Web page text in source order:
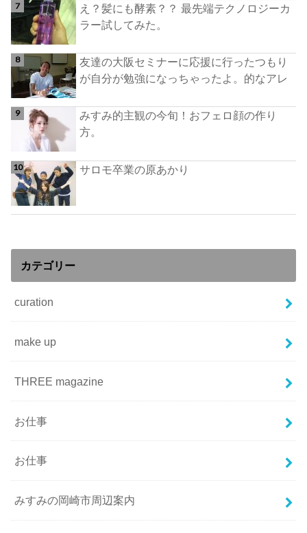
え？髪にも酵素？？ 最先端テクノロジーカ
ラー試してみた。
友達の大阪セミナーに応援に行ったつもり
が自分が勉強になっちゃったよ。的なアレ
みすみ的主観の今旬！おフェロ顔の作り
方。
サロモ卒業の原あかり
カテゴリー
curation
make up
THREE magazine
お仕事
お仕事
みすみの岡崎市周辺案内